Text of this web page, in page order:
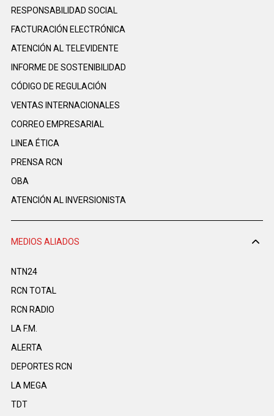
RESPONSABILIDAD SOCIAL
FACTURACIÓN ELECTRÓNICA
ATENCIÓN AL TELEVIDENTE
INFORME DE SOSTENIBILIDAD
CÓDIGO DE REGULACIÓN
VENTAS INTERNACIONALES
CORREO EMPRESARIAL
LINEA ÉTICA
PRENSA RCN
OBA
ATENCIÓN AL INVERSIONISTA
MEDIOS ALIADOS
NTN24
RCN TOTAL
RCN RADIO
LA F.M.
ALERTA
DEPORTES RCN
LA MEGA
TDT